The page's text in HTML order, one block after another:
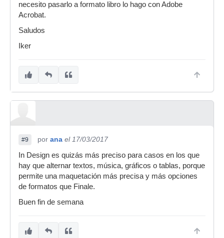
necesito pasarlo a formato libro lo hago con Adobe
Acrobat.
Saludos
Iker
#9 por ana el 17/03/2017
In Design es quizás más preciso para casos en los que
hay que alternar textos, música, gráficos o tablas, porque
permite una maquetación más precisa y más opciones
de formatos que Finale.
Buen fin de semana